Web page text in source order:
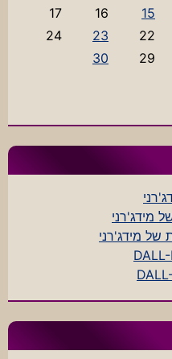
15
16
17
22
23
24
29
30
מידג'רני
של מידג'רני